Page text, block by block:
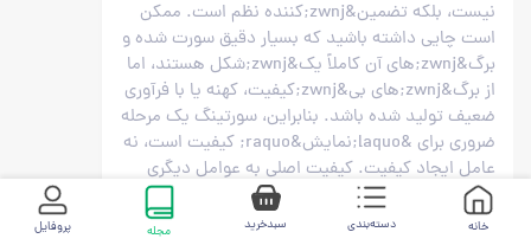
نیست، بلکه تضمین&zwnj;کننده نظم است. ممکن
است چایی داشته باشید که بسیار دقیق سورت شده و
برگ&zwnj;های آن کاملاً یک&zwnj;شکل هستند، اما
از برگ&zwnj;های بی&zwnj;کیفیت، کهنه یا با فرآوری
ضعیف تولید شده باشد. بنابراین، سورتینگ یک مرحله
ضروری برای &laquo;نمایش&raquo; کیفیت است، نه
عامل ایجاد کیفیت. کیفیت اصلی به عوامل دیگری
مثل تازگی برگ&zwnj;ها، نحوه صحیح چیدن، مهارت
استاد کارخانه و شرایط آب و هوایی منطقه کشت
خانه دسته‌بندی سبدخرید مجله پروفایل